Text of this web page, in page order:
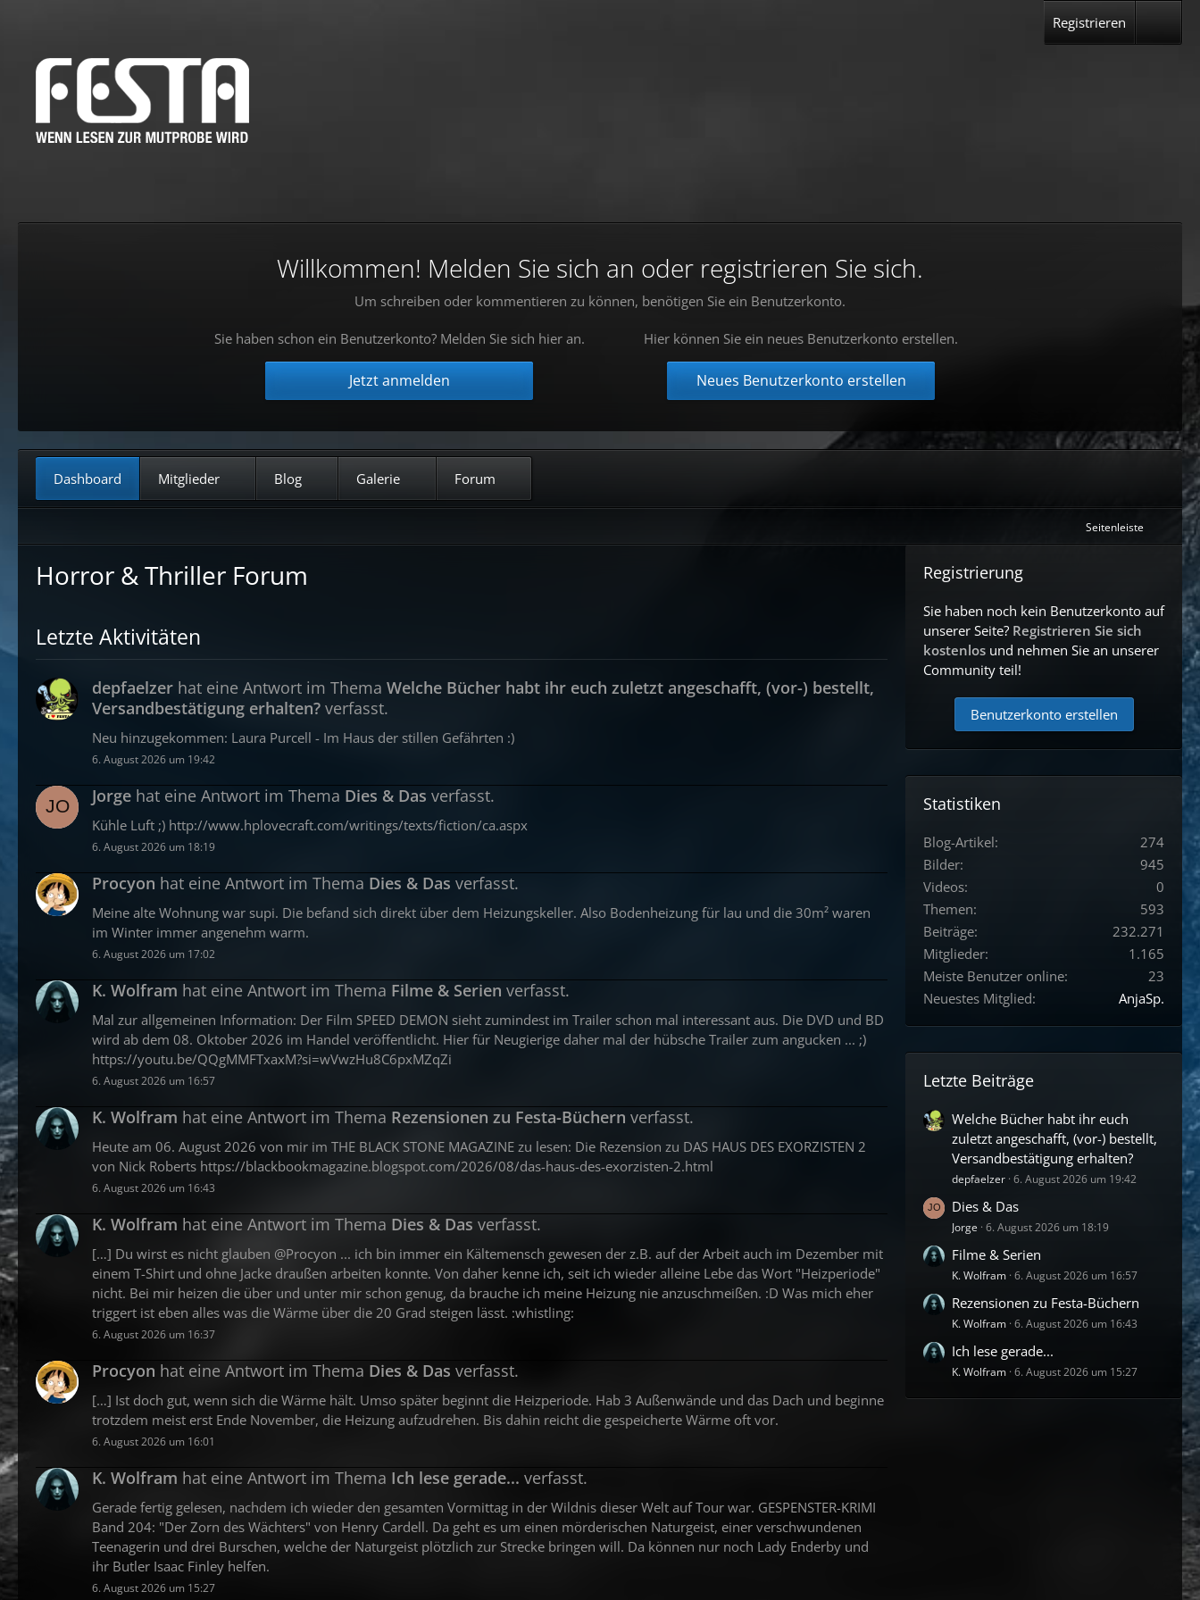
Willkommen! Melden Sie sich an oder registrieren Sie sich.
Um schreiben oder kommentieren zu können, benötigen Sie ein Benutzerkonto.
Sie haben schon ein Benutzerkonto? Melden Sie sich hier an.
Jetzt anmelden
Hier können Sie ein neues Benutzerkonto erstellen.
Neues Benutzerkonto erstellen
Dashboard Mitglieder Blog Galerie Forum
Registrieren
Seitenleiste
Horror & Thriller Forum
Letzte Aktivitäten
depfaelzer hat eine Antwort im Thema Welche Bücher habt ihr euch zuletzt angeschafft, (vor-) bestellt,
Versandbestätigung erhalten? verfasst.
Neu hinzugekommen: Laura Purcell - Im Haus der stillen Gefährten :)
6. August 2026 um 19:42
Jorge hat eine Antwort im Thema Dies & Das verfasst.
Kühle Luft ;) http://www.hplovecraft.com/writings/texts/fiction/ca.aspx
6. August 2026 um 18:19
Procyon hat eine Antwort im Thema Dies & Das verfasst.
Meine alte Wohnung war supi. Die befand sich direkt über dem Heizungskeller. Also Bodenheizung für lau und die 30m² waren
im Winter immer angenehm warm.
6. August 2026 um 17:02
K. Wolfram hat eine Antwort im Thema Filme & Serien verfasst.
Mal zur allgemeinen Information: Der Film SPEED DEMON sieht zumindest im Trailer schon mal interessant aus. Die DVD und BD
wird ab dem 08. Oktober 2026 im Handel veröffentlicht. Hier für Neugierige daher mal der hübsche Trailer zum angucken ... ;)
https://youtu.be/QQgMMFTxaxM?si=wVwzHu8C6pxMZqZi
6. August 2026 um 16:57
K. Wolfram hat eine Antwort im Thema Rezensionen zu Festa-Büchern verfasst.
Heute am 06. August 2026 von mir im THE BLACK STONE MAGAZINE zu lesen: Die Rezension zu DAS HAUS DES EXORZISTEN 2
von Nick Roberts https://blackbookmagazine.blogspot.com/2026/08/das-haus-des-exorzisten-2.html
6. August 2026 um 16:43
K. Wolfram hat eine Antwort im Thema Dies & Das verfasst.
[…] Du wirst es nicht glauben @Procyon ... ich bin immer ein Kältemensch gewesen der z.B. auf der Arbeit auch im Dezember mit
einem T-Shirt und ohne Jacke draußen arbeiten konnte. Von daher kenne ich, seit ich wieder alleine Lebe das Wort "Heizperiode"
nicht. Bei mir heizen die über und unter mir schon genug, da brauche ich meine Heizung nie anzuschmeißen. :D Was mich eher
triggert ist eben alles was die Wärme über die 20 Grad steigen lässt. :whistling:
6. August 2026 um 16:37
Procyon hat eine Antwort im Thema Dies & Das verfasst.
[…] Ist doch gut, wenn sich die Wärme hält. Umso später beginnt die Heizperiode. Hab 3 Außenwände und das Dach und beginne
trotzdem meist erst Ende November, die Heizung aufzudrehen. Bis dahin reicht die gespeicherte Wärme oft vor.
6. August 2026 um 16:01
K. Wolfram hat eine Antwort im Thema Ich lese gerade... verfasst.
Gerade fertig gelesen, nachdem ich wieder den gesamten Vormittag in der Wildnis dieser Welt auf Tour war. GESPENSTER-KRIMI
Band 204: "Der Zorn des Wächters" von Henry Cardell. Da geht es um einen mörderischen Naturgeist, einer verschwundenen
Teenagerin und drei Burschen, welche der Naturgeist plötzlich zur Strecke bringen will. Da können nur noch Lady Enderby und
ihr Butler Isaac Finley helfen.
6. August 2026 um 15:27
Registrierung
Sie haben noch kein Benutzerkonto auf
unserer Seite? Registrieren Sie sich
kostenlos und nehmen Sie an unserer
Community teil!
Benutzerkonto erstellen
Statistiken
Blog-Artikel
274
Bilder
945
Videos
0
Themen
593
Beiträge
232.271
Mitglieder
1.165
Meiste Benutzer online
23
Neuestes Mitglied
AnjaSp.
Letzte Beiträge
Welche Bücher habt ihr euch
zuletzt angeschafft, (vor-) bestellt,
Versandbestätigung erhalten?
depfaelzer 6. August 2026 um 19:42
Dies & Das
Jorge 6. August 2026 um 18:19
Filme & Serien
K. Wolfram 6. August 2026 um 16:57
Rezensionen zu Festa-Büchern
K. Wolfram 6. August 2026 um 16:43
Ich lese gerade...
K. Wolfram 6. August 2026 um 15:27